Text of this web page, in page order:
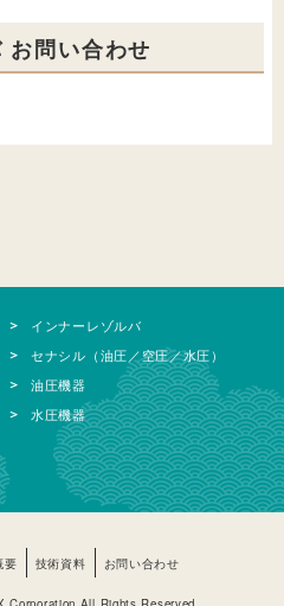
お問い合わせ
インナーレゾルバ
セナシル（油圧／空圧／水圧）
油圧機器
水圧機器
要 技術資料 お問い合わせ